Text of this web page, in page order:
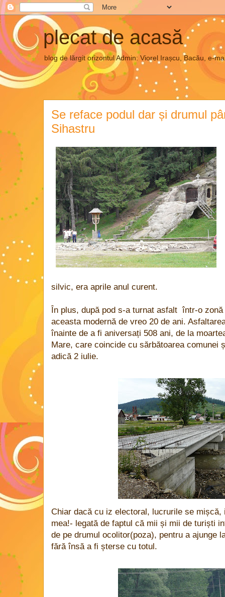
plecat de acasă
blog de lărgit orizontul Admin: Viorel Irașcu, Bacău, e-
Se reface podul dar și drumul
Sihastru
silvic, era aprile anul curent.
În plus, după pod s-a turnat asfalt într-o
aceasta modernă de vreo 20 de ani.
înainte de a fi aniversați 508 ani, de la
Mare, care coincide cu sărbătoarea comunei
adică 2 iulie.
Chiar dacă cu iz electoral, lucrurile se
mea!- legată de faptul că mii și mii de turiști
de pe drumul ocolitor(poza), pentru a ajunge
fără însă a fi șterse cu totul.